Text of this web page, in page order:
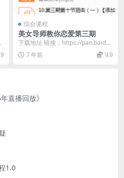
综合课程
美女导师教你恋爱第三期
下载地址 链接：https://pan.baidu.
com/s/16NjsRLS...
7 年前 9.9
直播回放》
1.0